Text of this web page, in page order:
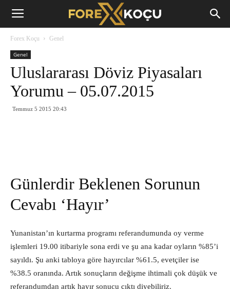
Forex
Forex Koçu Genel
Genel
Uluslararası Döviz Piyasaları
Yorumu – 05.07.2015
Temmuz 5 2015 20:43
Günlerdir Beklenen Sorunun
Cevabı ‘Hayır’
Yunanistan’ın kurtarma programı referandumunda oy verme
işlemleri 19.00 itibariyle sona erdi ve şu ana kadar oyların %85’i
sayıldı. Şu anki tabloya göre hayırcılar %61.5, evetçiler ise
%38.5 oranında. Artık sonuçların değişme ihtimali çok düşük ve
referandumdan artık hayır sonucu çıktı diyebiliriz.